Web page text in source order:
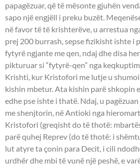
papagëzuar, që të mësonte gjuhën
sapo një engjëll i preku buzët.
në favor të të krishterëve, u arrestua
prej 200 burrash, sepse fizikisht ishte i
fytyrë ngjante me qen, ndaj dhe disa
pikturuar si “fytyrë-qen” nga
Krishti, kur Kristofori me lutje u
kishin mbetur. Ata kishin parë shkopin
edhe pse ishte i thatë. Ndaj, u
me shenjtorin, në Antioki nga
Kristofori (greqisht do të thotë:
parë quhej Reprev (do të thotë: i
lut atyre ta çonin para Decit, i cili
urdhër dhe mbi të vunë një peshë, e